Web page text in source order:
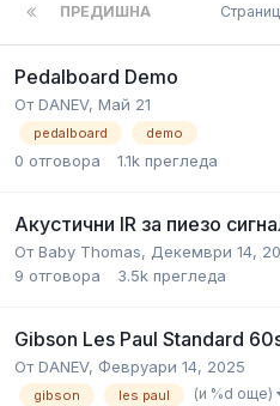
ПРЕДИШНА
Pedalboard Demo
ОтDANEV, Май 21
pedalboard demo
0 отговора 1.1k прегледа
Акустични IR за пиезо
ОтBaby Thomas, Декември 14,
9 отговора 3.5k прегледа
Gibson Les Paul Standard
ОтDANEV, Февруари 14, 2025
gibson les paul (и %d още)